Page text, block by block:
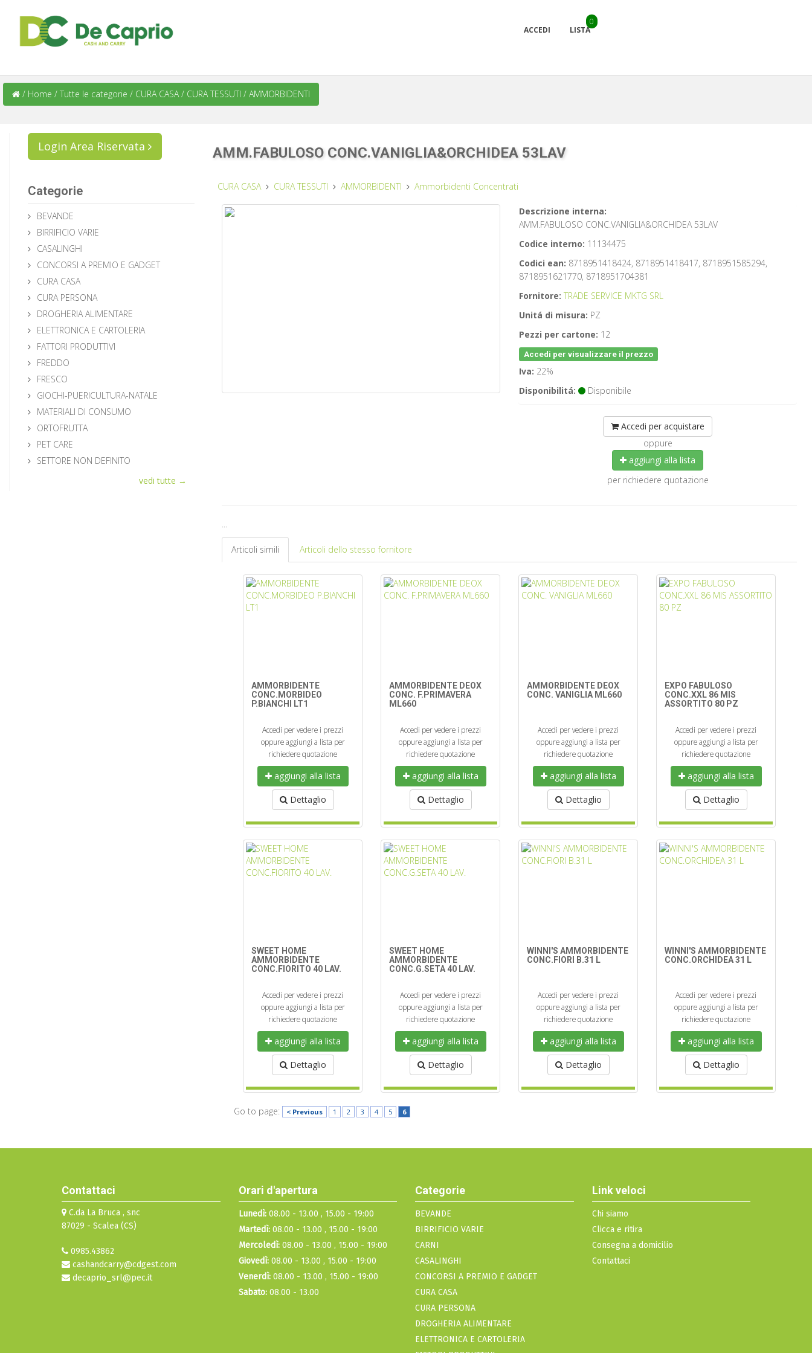
ACCEDI LISTA
0
/ Home / Tutte le categorie / CURA CASA/ CURA TESSUTI / AMMORBIDENTI
Login Area Riservata
Categorie
BEVANDE
BIRRIFICIO VARIE
CASALINGHI
CONCORSI A PREMIO E GADGET
CURA CASA
CURA PERSONA
DROGHERIA ALIMENTARE
ELETTRONICA E CARTOLERIA
FATTORI PRODUTTIVI
FREDDO
FRESCO
GIOCHI-PUERICULTURA-NATALE
MATERIALI DI CONSUMO
ORTOFRUTTA
PET CARE
SETTORE NON DEFINITO
vedi tutte →
AMM.FABULOSO CONC.VANIGLIA&ORCHIDEA 53LAV
CURA CASA CURA TESSUTI AMMORBIDENTI Ammorbidenti Concentrati
Descrizione interna:
AMM.FABULOSO CONC.VANIGLIA&ORCHIDEA 53LAV
Codice interno: 11134475
Codici ean: 8718951418424, 8718951418417, 8718951585294,
8718951621770, 8718951704381
Fornitore: TRADE SERVICE MKTG SRL
Unitá di misura: PZ
Pezzi per cartone: 12
Accedi per visualizzare il prezzo
Iva: 22%
Disponibilitá:
Disponibile
Accedi per acquistare
oppure
aggiungi alla lista
per richiedere quotazione
...
Articoli simili Articoli dello stesso fornitore
AMMORBIDENTE
CONC.MORBIDEO
P.BIANCHI LT1
Accedi per vedere i prezzi
oppure aggiungi a lista per
richiedere quotazione
aggiungi alla lista
Dettaglio
AMMORBIDENTE DEOX
CONC. F.PRIMAVERA
ML660
Accedi per vedere i prezzi
oppure aggiungi a lista per
richiedere quotazione
aggiungi alla lista
Dettaglio
AMMORBIDENTE DEOX
CONC. VANIGLIA ML660
Accedi per vedere i prezzi
oppure aggiungi a lista per
richiedere quotazione
aggiungi alla lista
Dettaglio
EXPO FABULOSO
CONC.XXL 86 MIS
ASSORTITO 80 PZ
Accedi per vedere i prezzi
oppure aggiungi a lista per
richiedere quotazione
aggiungi alla lista
Dettaglio
SWEET HOME
AMMORBIDENTE
CONC.FIORITO 40 LAV.
Accedi per vedere i prezzi
oppure aggiungi a lista per
richiedere quotazione
aggiungi alla lista
Dettaglio
SWEET HOME
AMMORBIDENTE
CONC.G.SETA 40 LAV.
Accedi per vedere i prezzi
oppure aggiungi a lista per
richiedere quotazione
aggiungi alla lista
Dettaglio
WINNI'S AMMORBIDENTE
CONC.FIORI B.31 L
Accedi per vedere i prezzi
oppure aggiungi a lista per
richiedere quotazione
aggiungi alla lista
Dettaglio
WINNI'S AMMORBIDENTE
CONC.ORCHIDEA 31 L
Accedi per vedere i prezzi
oppure aggiungi a lista per
richiedere quotazione
aggiungi alla lista
Dettaglio
Go to page: < Previous 1 2 3 4 5 6
Contattaci
C.da La Bruca , snc
87029 - Scalea (CS)
0985.43862
cashandcarry@cdgest.com
decaprio_srl@pec.it
Orari d'apertura
Lunedì:08.00 - 13.00 , 15.00 - 19:00
Martedì:08.00 - 13.00 , 15.00 - 19:00
Mercoledì:08.00 - 13.00 , 15.00 - 19:00
Giovedì:08.00 - 13.00 , 15.00 - 19:00
Venerdì:08.00 - 13.00 , 15.00 - 19:00
Sabato:08.00 - 13.00
Categorie
BEVANDE
BIRRIFICIO VARIE
CARNI
CASALINGHI
CONCORSI A PREMIO E GADGET
CURA CASA
CURA PERSONA
DROGHERIA ALIMENTARE
ELETTRONICA E CARTOLERIA
Link veloci
Chi siamo
Clicca e ritira
Consegna a domicilio
Contattaci